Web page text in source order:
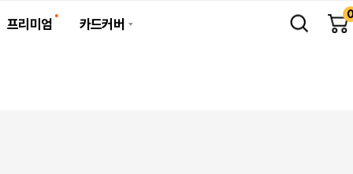
프리미엄 카드커버